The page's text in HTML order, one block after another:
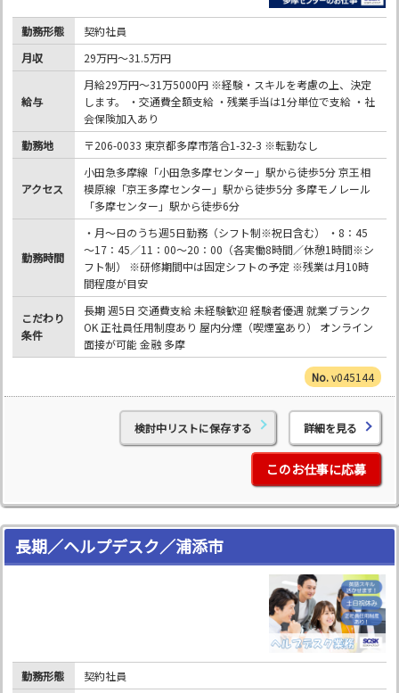
勤務形態
契約社員
月収
29万円～31.5万円
給与
月給29万円～31万5000円 ※経験・スキルを考慮の上、決定
します。 ・交通費全額支給 ・残業手当は1分単位で支給 ・社
会保険加入あり
勤務地
〒206-0033 東京都多摩市落合1-32-3 ※転勤なし
アクセス
小田急多摩線「小田急多摩センター」駅から徒歩5分 京王相
模原線「京王多摩センター」駅から徒歩5分 多摩モノレール
「多摩センター」駅から徒歩6分
勤務時間
・月～日のうち週5日勤務（シフト制※祝日含む） ・8：45
～17：45／11：00～20：00（各実働8時間／休憩1時間※シ
フト制） ※研修期間中は固定シフトの予定 ※残業は月10時
間程度が目安
こだわり
条件
長期 週5日 交通費支給 未経験歓迎 経験者優遇 就業ブランク
OK 正社員任用制度あり 屋内分煙（喫煙室あり） オンライン
面接が可能 金融 多摩
v045144
検討中リストに保存する 詳細を見る
このお仕事に応募
長期／ヘルプデスク／浦添市
勤務形態 契約社員